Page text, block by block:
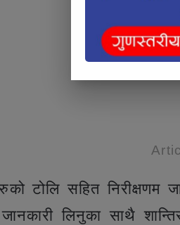
टोलि सहित
लिनुका साथै